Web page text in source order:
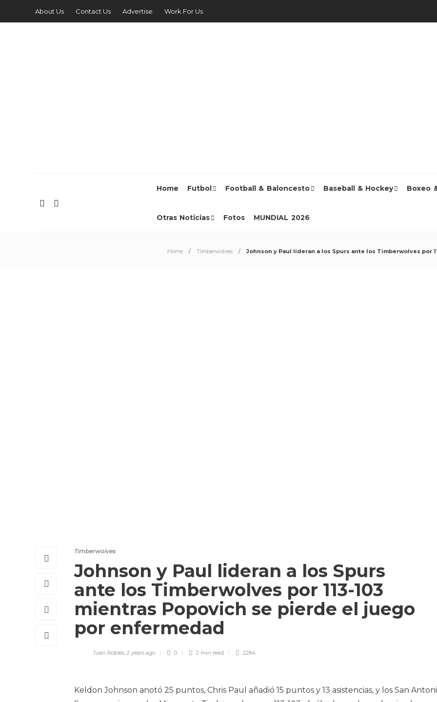
About Us Contact Us Advertise Work For Us
Home Futbol Football & Baloncesto Baseball & Hockey Boxeo
Otras Noticias Fotos MUNDIAL 2026
Home Timberwolves Johnson y Paul lideran a los Spurs ante los Timberwolves por
Timberwolves
Johnson y Paul lideran a los Spurs
ante los Timberwolves por 113-103
mientras Popovich se pierde el juego
por enfermedad
Juan Robles, 2 years ago 0 2 min read 2284
Keldon Johnson anotó 25 puntos, Chris Paul añadió 15 puntos y 13 asistencias, y los San